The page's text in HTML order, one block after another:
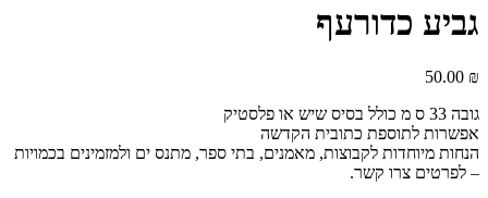
גביע כדורעף
50.00 ₪
גובה 33 ס מ כולל בסיס שיש או פלסטיק
אפשרות לתוספת כתובית הקדשה
הנחות מיוחדות לקבוצות, מאמנים, בתי ספר, מתנס ים ולמזמינים בכמויות
– לפרטים צרו קשר.